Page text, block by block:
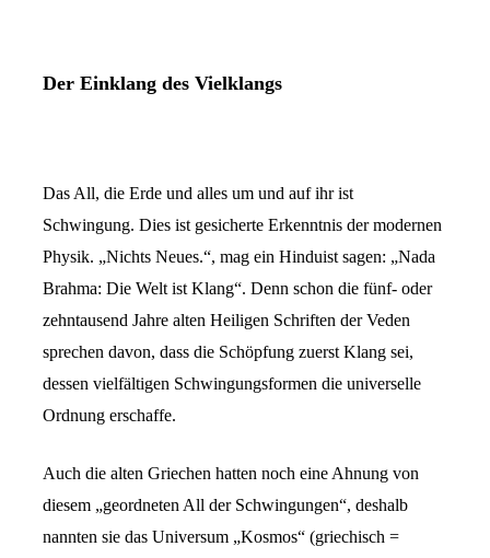
Der Einklang des Vielklangs
Das All, die Erde und alles um und auf ihr ist
Schwingung. Dies ist gesicherte Erkenntnis der modernen
Physik. „Nichts Neues.“, mag ein Hinduist sagen: „Nada
Brahma: Die Welt ist Klang“. Denn schon die fünf- oder
zehntausend Jahre alten Heiligen Schriften der Veden
sprechen davon, dass die Schöpfung zuerst Klang sei,
dessen vielfältigen Schwingungsformen die universelle
Ordnung erschaffe.
Auch die alten Griechen hatten noch eine Ahnung von
diesem „geordneten All der Schwingungen“, deshalb
nannten sie das Universum „Kosmos“ (griechisch =